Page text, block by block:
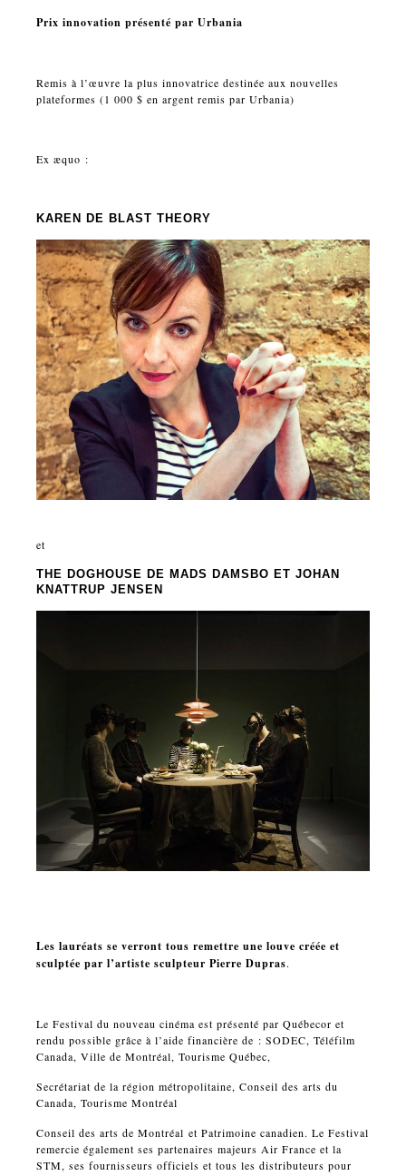
Prix innovation présenté par Urbania
Remis à l’œuvre la plus innovatrice destinée aux nouvelles
plateformes (1 000 $ en argent remis par Urbania)
Ex æquo :
KAREN DE BLAST THEORY
et
THE DOGHOUSE DE MADS DAMSBO ET JOHAN
KNATTRUP JENSEN
Les lauréats se verront tous remettre une louve créée et
sculptée par l’artiste sculpteur Pierre Dupras.
Le Festival du nouveau cinéma est présenté par Québecor et
rendu possible grâce à l’aide financière de : SODEC, Téléfilm
Canada, Ville de Montréal, Tourisme Québec,
Secrétariat de la région métropolitaine, Conseil des arts du
Canada, Tourisme Montréal
Conseil des arts de Montréal et Patrimoine canadien. Le Festival
remercie également ses partenaires majeurs Air France et la
STM, ses fournisseurs officiels et tous les distributeurs pour